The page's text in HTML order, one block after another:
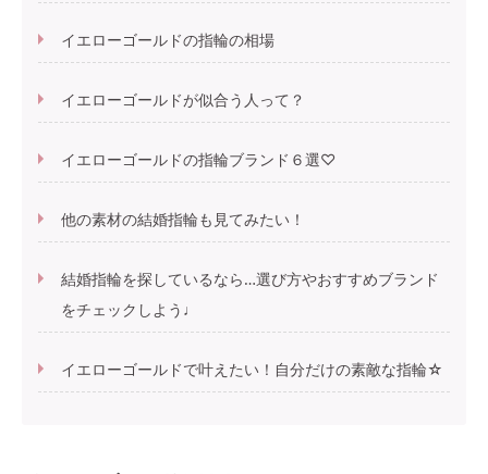
イエローゴールドの指輪の相場
イエローゴールドが似合う人って？
イエローゴールドの指輪ブランド６選♡
他の素材の結婚指輪も見てみたい！
結婚指輪を探しているなら…選び方やおすすめブランド
をチェックしよう♩
イエローゴールドで叶えたい！自分だけの素敵な指輪☆